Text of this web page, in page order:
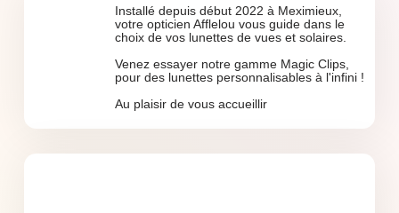
Installé depuis début 2022 à Meximieux,
votre opticien Afflelou vous guide dans le
choix de vos lunettes de vues et solaires.
Venez essayer notre gamme Magic Clips,
pour des lunettes personnalisables à l'infini !
Au plaisir de vous accueillir